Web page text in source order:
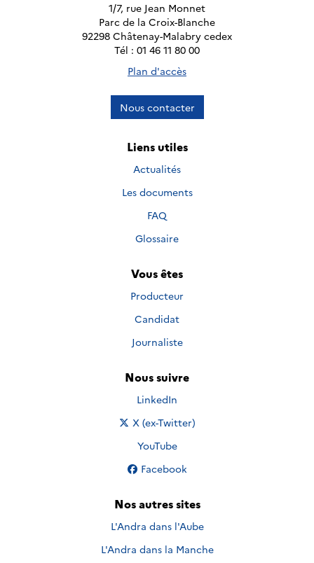
1/7, rue Jean Monnet
Parc de la Croix-Blanche
92298 Châtenay-Malabry cedex
Tél : 01 46 11 80 00
Plan d'accès
Nous contacter
Liens utiles
Actualités
Les documents
FAQ
Glossaire
Vous êtes
Producteur
Candidat
Journaliste
Nous suivre
Nous suivre sur
LinkedIn
Nous suivre sur
X (ex-Twitter)
Nous suivre sur
YouTube
Nous suivre sur
Facebook
Nos autres sites
L'Andra dans l'Aube
L'Andra dans la Manche